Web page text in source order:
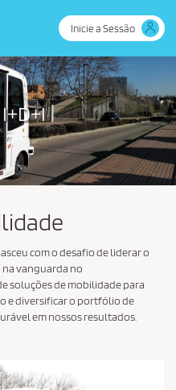
Inicie a Sessão
com o desafio de liderar o
vanguarda no
soluções de mobilidade para
e diversificar o portfólio de
em nossos resultados.